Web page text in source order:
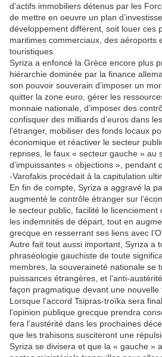
d’actifs immobiliers détenus par les
de mettre en oeuvre un plan
développement différent, soit louer ces
maritimes commerciaux, des aéroports
touristiques.
Syriza a enfoncé la Grèce encore plus
hiérarchie dominée par la finance
son pouvoir souverain d’imposer un
quitter la zone euro, gérer les
monnaie nationale, d’imposer des
confisquer des milliards d’euros dans
l’étranger, mobiliser des fonds locaux
économique et réactiver le secteur
reprises, le faux « secteur gauche » au
d’impuissantes « objections », pendant
-Varofakis procédait à la capitulation
En fin de compte, Syriza a aggravé la
augmenté le contrôle étranger sur
le secteur public, facilité le
les indemnités de départ, tout en
grecque en resserrant ses liens avec
Autre fait tout aussi important, Syriza a
phraséologie gauchiste de toute
membres, la souveraineté nationale se
puissances étrangères, et l’anti-
façon pragmatique devant une nouvelle
Lorsque l’accord Tsipras-troïka sera
l’opinion publique grecque prendra
fera l’austérité dans les prochaines
que les trahisons susciteront une
Syriza se divisera et que la « gauche »